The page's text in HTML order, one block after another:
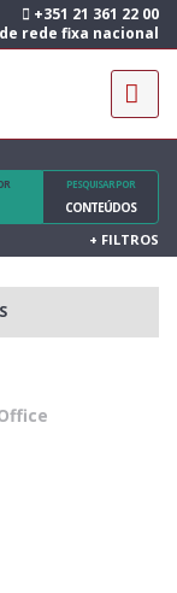
+351 21 361 22 00
rede fixa nacional
PESQUISAR POR
CONTEÚDOS
+ FILTROS